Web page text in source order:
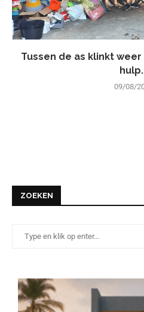
Tussen de as klinkt
09/08/
ZOEKEN